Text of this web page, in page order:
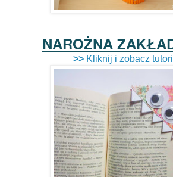
NAROŻNA
>> Kliknij i zobacz